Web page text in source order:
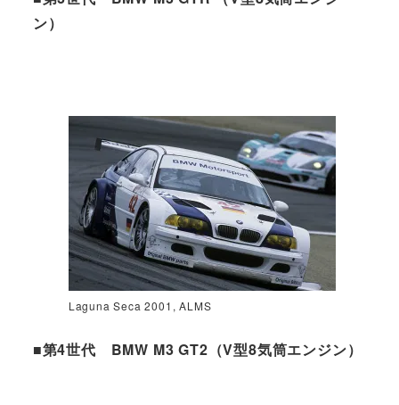
ン）
Laguna Seca 2001, ALMS
■第4世代 BMW M3 GT2（V型8気筒エンジン）